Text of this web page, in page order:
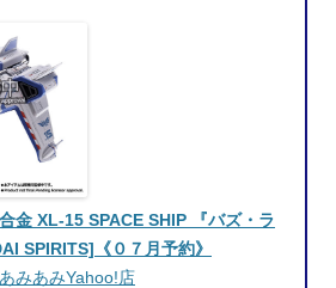
金 XL-15 SPACE SHIP 『バズ・ラ
SPIRITS]《０７月予約》
あみあみYahoo!店